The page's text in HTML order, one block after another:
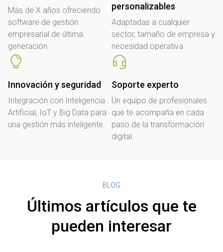
Más de X años ofreciendo
software de gestión
empresarial de última
generación.
personalizables
Adaptadas a cualquier
sector, tamaño de empresa y
necesidad operativa.
Innovación y seguridad
Integración con Inteligencia
Artificial, IoT y Big Data para
una gestión más inteligente.
Soporte experto
Un equipo de profesionales
que te acompaña en cada
paso de la transformación
digital.
BLOG
Últimos artículos que te
pueden interesar